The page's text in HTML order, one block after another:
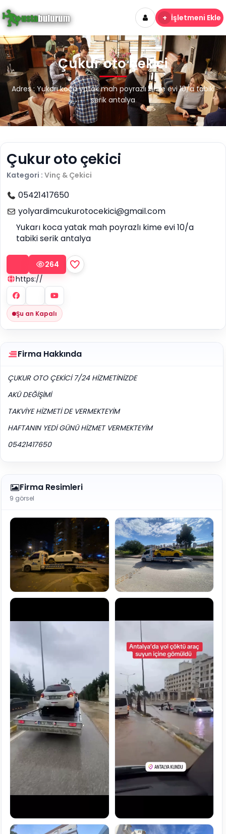
+ İşletmeni Ekle
Çukur oto çekici
Adres : Yukarı koca yatak mah poyrazlı kime evi 10/a tabiki
serik antalya
Çukur oto çekici
Kategori : Vinç & Çekici
05421417650
yolyardimcukurotocekici@gmail.com
Yukarı koca yatak mah poyrazlı kime evi 10/a
tabiki serik antalya
264
https://
Şu an Kapalı
Firma Hakkında
ÇUKUR OTO ÇEKİCİ 7/24 HİZMETİNİZDE
AKÜ DEĞİŞİMİ
TAKVİYE HİZMETİ DE VERMEKTEYİM
HAFTANIN YEDİ GÜNÜ HİZMET VERMEKTEYİM
05421417650
Firma Resimleri
9 görsel